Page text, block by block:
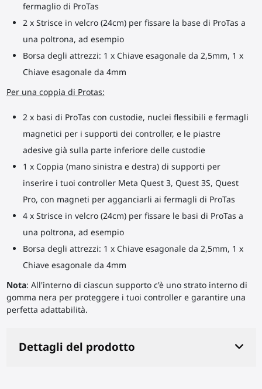
fermaglio di ProTas
2 x Strisce in velcro (24cm) per fissare la base di ProTas a
una poltrona, ad esempio
Borsa degli attrezzi: 1 x Chiave esagonale da 2,5mm, 1 x
Chiave esagonale da 4mm
Per una coppia di Protas:
2 x basi di ProTas con custodie, nuclei flessibili e fermagli
magnetici per i supporti dei controller, e le piastre
adesive già sulla parte inferiore delle custodie
1 x Coppia (mano sinistra e destra) di supporti per
inserire i tuoi controller Meta Quest 3, Quest 3S, Quest
Pro, con magneti per agganciarli ai fermagli di ProTas
4 x Strisce in velcro (24cm) per fissare le basi di ProTas a
una poltrona, ad esempio
Borsa degli attrezzi: 1 x Chiave esagonale da 2,5mm, 1 x
Chiave esagonale da 4mm
Nota: All'interno di ciascun supporto c'è uno strato interno di
gomma nera per proteggere i tuoi controller e garantire una
perfetta adattabilità.
Dettagli del prodotto